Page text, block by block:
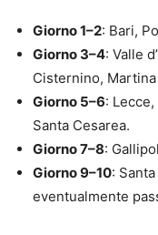
Giorno 1–2: Bari,
Giorno 3–4: Valle
Cisternino, Martina
Giorno 5–6:
Santa Cesarea.
Giorno 7–8:
Giorno 9–10:
eventualmente